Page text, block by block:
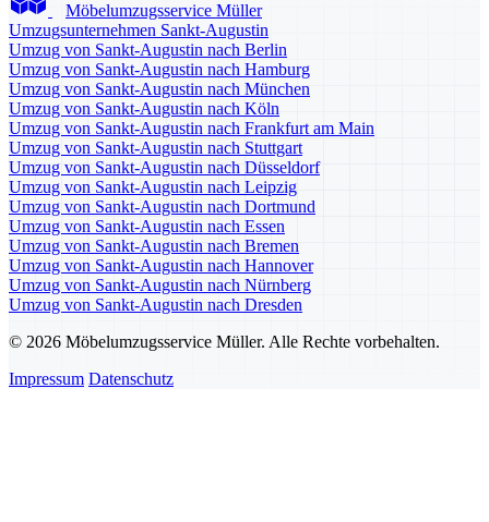
Möbelumzugsservice Müller
Umzugsunternehmen Sankt-Augustin
Umzug von Sankt-Augustin nach Berlin
Umzug von Sankt-Augustin nach Hamburg
Umzug von Sankt-Augustin nach München
Umzug von Sankt-Augustin nach Köln
Umzug von Sankt-Augustin nach Frankfurt am Main
Umzug von Sankt-Augustin nach Stuttgart
Umzug von Sankt-Augustin nach Düsseldorf
Umzug von Sankt-Augustin nach Leipzig
Umzug von Sankt-Augustin nach Dortmund
Umzug von Sankt-Augustin nach Essen
Umzug von Sankt-Augustin nach Bremen
Umzug von Sankt-Augustin nach Hannover
Umzug von Sankt-Augustin nach Nürnberg
Umzug von Sankt-Augustin nach Dresden
© 2026 Möbelumzugsservice Müller. Alle Rechte vorbehalten.
Impressum Datenschutz